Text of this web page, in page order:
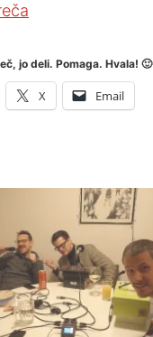
jo deli. Pomaga. Hvala! 🙂
X Email